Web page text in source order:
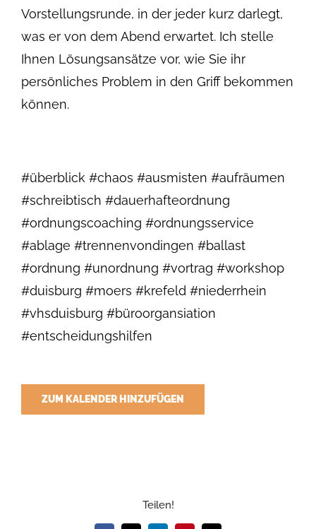
Vorstellungsrunde, in der jeder kurz darlegt,
was er von dem Abend erwartet. Ich stelle
Ihnen Lösungsansätze vor, wie Sie ihr
persönliches Problem in den Griff bekommen
können.
#überblick #chaos #ausmisten #aufräumen
#schreibtisch #dauerhafteordnung
#ordnungscoaching #ordnungsservice
#ablage #trennenvondingen #ballast
#ordnung #unordnung #vortrag #workshop
#duisburg #moers #krefeld #niederrhein
#vhsduisburg #büroorgansiation
#entscheidungshilfen
ZUM KALENDER HINZUFÜGEN
Teilen!